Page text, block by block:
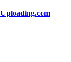
Uploading.com